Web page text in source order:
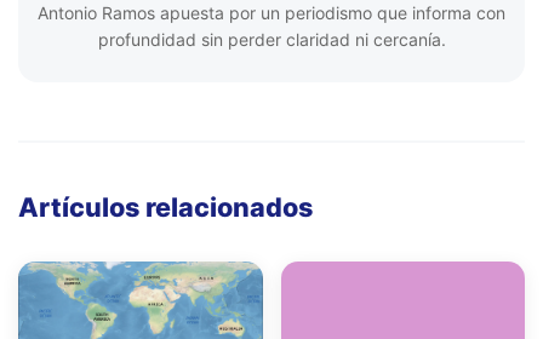
Antonio Ramos apuesta por un periodismo que informa con
profundidad sin perder claridad ni cercanía.
Artículos relacionados